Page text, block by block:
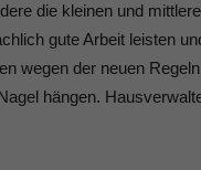
die kleinen und
gute Arbeit leisten
wegen der neuen
hängen.